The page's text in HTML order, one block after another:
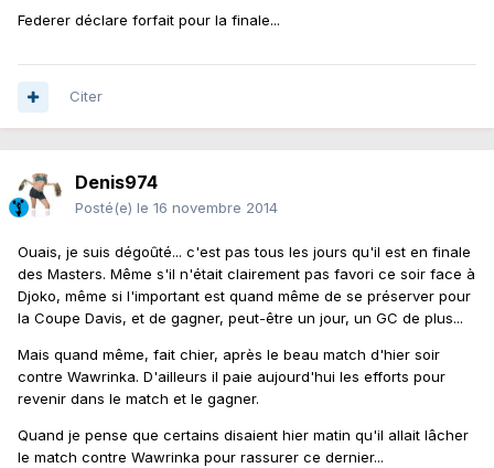
Federer déclare forfait pour la finale...
Citer
Denis974
Posté(e) le 16 novembre 2014
Ouais, je suis dégoûté... c'est pas tous les jours qu'il est en finale
des Masters. Même s'il n'était clairement pas favori ce soir face à
Djoko, même si l'important est quand même de se préserver pour
la Coupe Davis, et de gagner, peut-être un jour, un GC de plus...
Mais quand même, fait chier, après le beau match d'hier soir
contre Wawrinka. D'ailleurs il paie aujourd'hui les efforts pour
revenir dans le match et le gagner.
Quand je pense que certains disaient hier matin qu'il allait lâcher
le match contre Wawrinka pour rassurer ce dernier...